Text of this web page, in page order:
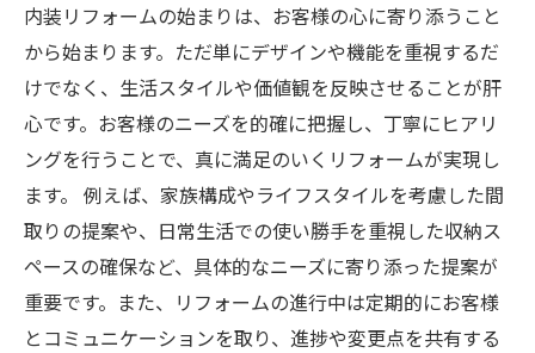
内装リフォームの始まりは、お客様の心に寄り添うこと
から始まります。ただ単にデザインや機能を重視するだ
けでなく、生活スタイルや価値観を反映させることが肝
心です。お客様のニーズを的確に把握し、丁寧にヒアリ
ングを行うことで、真に満足のいくリフォームが実現し
ます。 例えば、家族構成やライフスタイルを考慮した間
取りの提案や、日常生活での使い勝手を重視した収納ス
ペースの確保など、具体的なニーズに寄り添った提案が
重要です。また、リフォームの進行中は定期的にお客様
とコミュニケーションを取り、進捗や変更点を共有する